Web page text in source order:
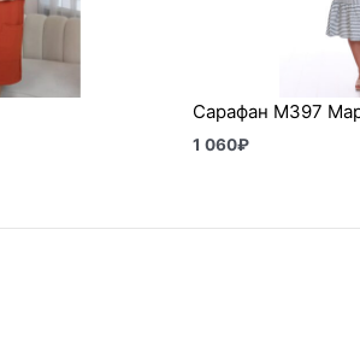
Сарафан М397
1 060₽